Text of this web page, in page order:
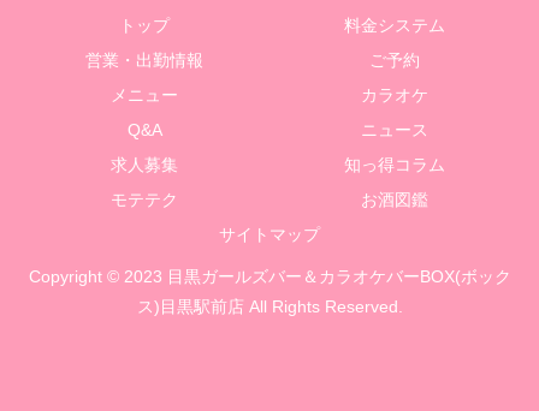
トップ
料金システム
営業・出勤情報
ご予約
メニュー
カラオケ
Q&A
ニュース
求人募集
知っ得コラム
モテテク
お酒図鑑
サイトマップ
Copyright © 2023 目黒ガールズバー＆カラオケバーBOX(ボック
ス)目黒駅前店 All Rights Reserved.